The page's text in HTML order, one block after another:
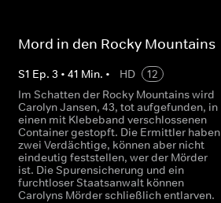
Mord in den Rocky Mountains
S1 Ep. 3 • 41 Min. • HD
12
Im Schatten der Rocky Mountains wird
Carolyn Jansen, 43, tot aufgefunden, in
einen mit Klebeband verschlossenen
Container gestopft. Die Ermittler haben
zwei Verdächtige, können aber nicht
eindeutig feststellen, wer der Mörder
ist. Die Spurensicherung und ein
furchtloser Staatsanwalt können
Carolyns Mörder schließlich entlarven.